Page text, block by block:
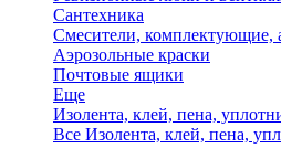
Сантехника
Смесители, комплектующие,
Аэрозольные краски
Почтовые ящики
Еще
Изолента, клей, пена,
Все Изолента, клей, пена,